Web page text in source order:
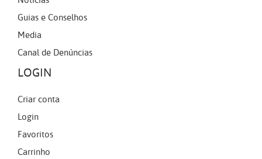
Guias e Conselhos
Media
Canal de Denúncias
LOGIN
Criar conta
Login
Favoritos
Carrinho